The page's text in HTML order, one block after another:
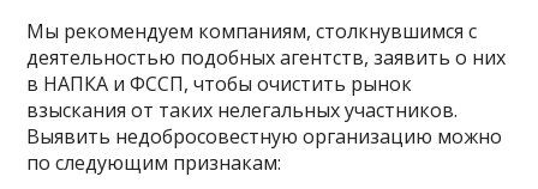
Мы рекомендуем компаниям, столкнувшимся с
деятельностью подобных агентств, заявить о них
в НАПКА и ФССП, чтобы очистить рынок
взыскания от таких нелегальных участников.
Выявить недобросовестную организацию можно
по следующим признакам: